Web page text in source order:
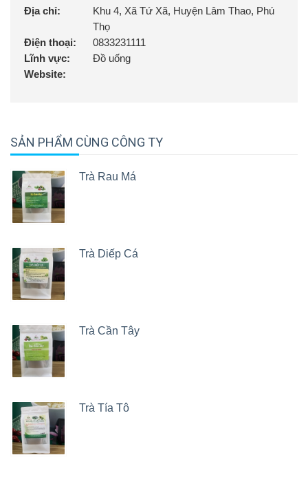
Địa chỉ:
Khu 4, Xã Tứ Xã, Huyện Lâm Thao, Phú
Thọ
Điện thoại:
0833231111
Lĩnh vực:
Đồ uống
Website:
SẢN PHẨM CÙNG CÔNG TY
Trà Rau Má
Trà Diếp Cá
Trà Cần Tây
Trà Tía Tô